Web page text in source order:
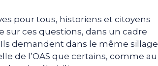
pour tous, historiens et citoyens
ces questions, dans un cadre
demandent dans le même sillage
de l’OAS que certains, comme au